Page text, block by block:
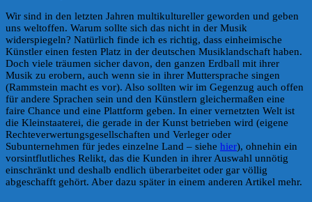
Wir sind in den letzten Jahren multikultureller geworden und geben
uns weltoffen. Warum sollte sich das nicht in der Musik
widerspiegeln? Natürlich finde ich es richtig, dass einheimische
Künstler einen festen Platz in der deutschen Musiklandschaft haben.
Doch viele träumen sicher davon, den ganzen Erdball mit ihrer
Musik zu erobern, auch wenn sie in ihrer Muttersprache singen
(Rammstein macht es vor). Also sollten wir im Gegenzug auch offen
für andere Sprachen sein und den Künstlern gleichermaßen eine
faire Chance und eine Plattform geben. In einer vernetzten Welt ist
die Kleinstaaterei, die gerade in der Kunst betrieben wird (eigene
Rechteverwertungsgesellschaften und Verleger oder
Subunternehmen für jedes einzelne Land – siehe hier), ohnehin ein
vorsintflutliches Relikt, das die Kunden in ihrer Auswahl unnötig
einschränkt und deshalb endlich überarbeitet oder gar völlig
abgeschafft gehört. Aber dazu später in einem anderen Artikel mehr.